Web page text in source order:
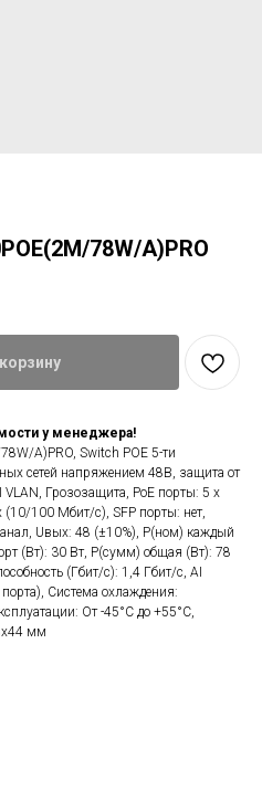
78W/A)PRO
у менеджера!
A)PRO, Switch POE 5-ти
сетей напряжением 48В, защита от
Грозозащита, PoE порты: 5 х
100 Мбит/с), SFP порты: нет,
Uвых: 48 (±10%), Р(ном) каждый
(Вт): 30 Вт, Р(сумм) общая (Вт): 78
(Гбит/с): 1,4 Гбит/с, AI
Система охлаждения:
От -45°C до +55°C,
мм